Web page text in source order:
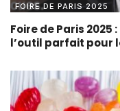
FOIRE DE PARIS 2025
Foire de Paris
l’outil parfait pour